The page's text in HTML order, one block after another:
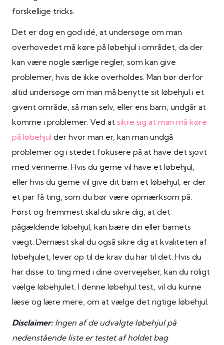
forskellige tricks.
Det er dog en god idé, at undersøge om man
overhovedet må køre på løbehjul i området, da der
kan være nogle særlige regler, som kan give
problemer, hvis de ikke overholdes. Man bør derfor
altid undersøge om man må benytte sit løbehjul i et
givent område, så man selv, eller ens barn, undgår at
komme i problemer. Ved at sikre sig at man må køre
på løbehjul der hvor man er, kan man undgå
problemer og i stedet fokusere på at have det sjovt
med vennerne. Hvis du gerne vil have et løbehjul,
eller hvis du gerne vil give dit barn et løbehjul, er der
et par få ting, som du bør være opmærksom på.
Først og fremmest skal du sikre dig, at det
pågældende løbehjul, kan bære din eller barnets
vægt. Dernæst skal du også sikre dig at kvaliteten af
løbehjulet, lever op til de krav du har til det. Hvis du
har disse to ting med i dine overvejelser, kan du roligt
vælge løbehjulet. I denne løbehjul test, vil du kunne
læse og lære mere, om at vælge det rigtige løbehjul.
Disclaimer:Ingen af de udvalgte løbehjul på
nedenstående liste er testet af holdet bag